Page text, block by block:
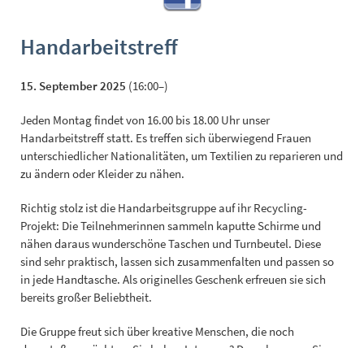
Handarbeitstreff
15. September 2025 (16:00–)
Jeden Montag findet von 16.00 bis 18.00 Uhr unser
Handarbeitstreff statt. Es treffen sich überwiegend Frauen
unterschiedlicher Nationalitäten, um Textilien zu reparieren und
zu ändern oder Kleider zu nähen.
Richtig stolz ist die Handarbeitsgruppe auf ihr Recycling-
Projekt: Die Teilnehmerinnen sammeln kaputte Schirme und
nähen daraus wunderschöne Taschen und Turnbeutel. Diese
sind sehr praktisch, lassen sich zusammenfalten und passen so
in jede Handtasche. Als originelles Geschenk erfreuen sie sich
bereits großer Beliebtheit.
Die Gruppe freut sich über kreative Menschen, die noch